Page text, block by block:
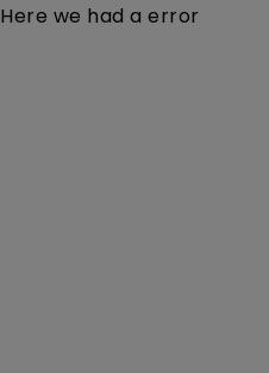
Here we had a error